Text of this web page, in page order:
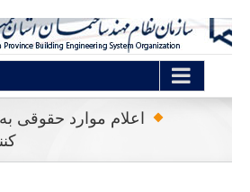
اعلام موارد حقوقی